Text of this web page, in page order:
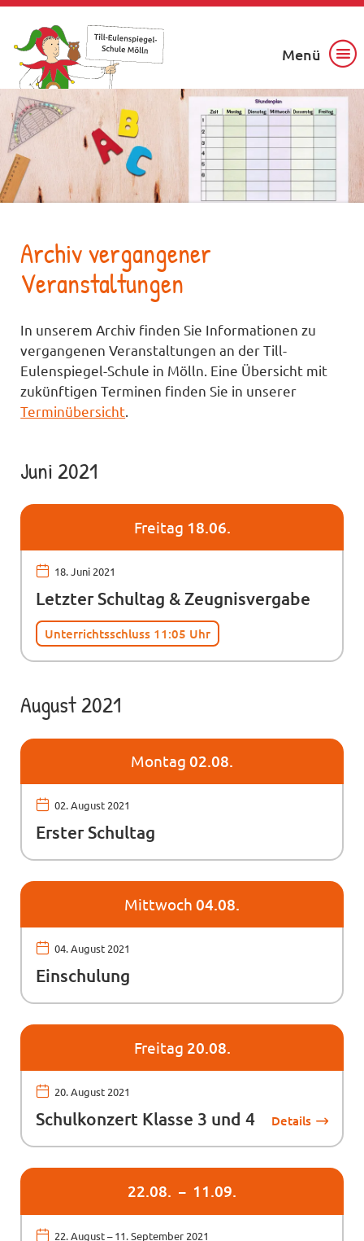
Menü
Archiv vergangener
Veranstaltungen
In unserem Archiv finden Sie Informationen zu
vergangenen Veranstaltungen an der Till-
Eulenspiegel-Schule in Mölln. Eine Übersicht mit
zukünftigen Terminen finden Sie in unserer
Terminübersicht
Juni 2021
Freitag 18.06.
18. Juni 2021
Letzter Schultag & Zeugnisvergabe
Unterrichtsschluss 11:05 Uhr
August 2021
Montag 02.08.
02. August 2021
Erster Schultag
Mittwoch 04.08.
04. August 2021
Einschulung
Freitag 20.08.
20. August 2021
Schulkonzert Klasse 3 und 4 Details
22.08. 11.09.
22. August–11. September 2021